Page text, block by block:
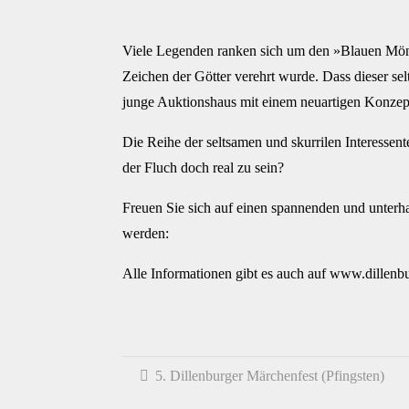
Viele Legenden ranken sich um den »Blauen
Zeichen der Götter verehrt wurde. Dass dieser
junge Auktionshaus mit einem neuartigen
Die Reihe der seltsamen und skurrilen
der Fluch doch real zu sein?
Freuen Sie sich auf einen spannenden und
werden:
Alle Informationen gibt es auch auf
5. Dillenburger Märchenfest (Pfingsten)